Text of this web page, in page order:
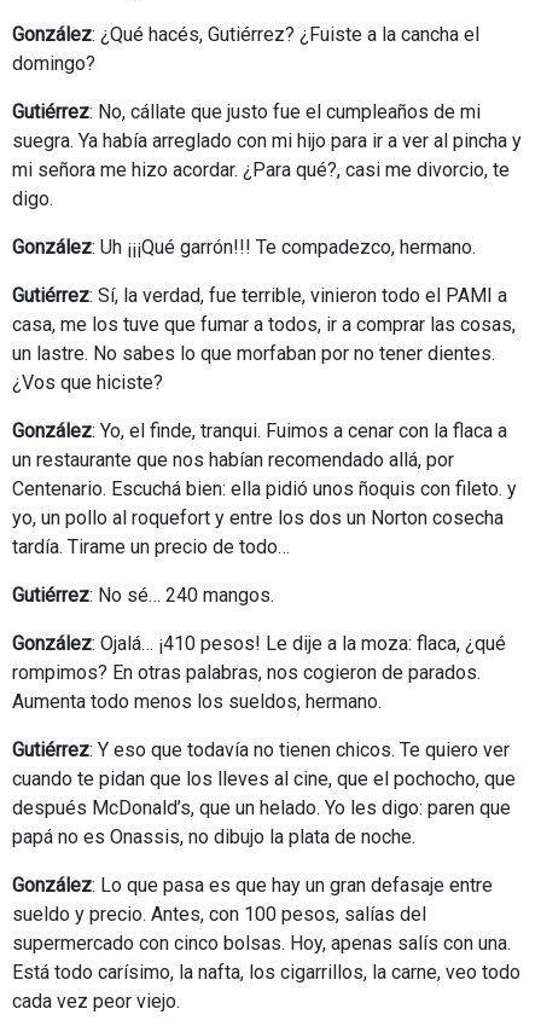
González: ¿Qué hacés, Gutiérrez? ¿Fuiste a la cancha el
domingo?
Gutiérrez: No, cállate que justo fue el cumpleaños de mi
suegra. Ya había arreglado con mi hijo para ir a ver al pincha y
mi señora me hizo acordar. ¿Para qué?, casi me divorcio, te
digo.
González: Uh ¡¡¡Qué garrón!!! Te compadezco, hermano.
Gutiérrez: Sí, la verdad, fue terrible, vinieron todo el PAMI a
casa, me los tuve que fumar a todos, ir a comprar las cosas,
un lastre. No sabes lo que morfaban por no tener dientes.
¿Vos que hiciste?
González: Yo, el finde, tranqui. Fuimos a cenar con la flaca a
un restaurante que nos habían recomendado allá, por
Centenario. Escuchá bien: ella pidió unos ñoquis con fileto. y
yo, un pollo al roquefort y entre los dos un Norton cosecha
tardía. Tirame un precio de todo…
Gutiérrez: No sé… 240 mangos.
González: Ojalá… ¡410 pesos! Le dije a la moza: flaca, ¿qué
rompimos? En otras palabras, nos cogieron de parados.
Aumenta todo menos los sueldos, hermano.
Gutiérrez: Y eso que todavía no tienen chicos. Te quiero ver
cuando te pidan que los lleves al cine, que el pochocho, que
después McDonald’s, que un helado. Yo les digo: paren que
papá no es Onassis, no dibujo la plata de noche.
González: Lo que pasa es que hay un gran defasaje entre
sueldo y precio. Antes, con 100 pesos, salías del
supermercado con cinco bolsas. Hoy, apenas salís con una.
Está todo carísimo, la nafta, los cigarrillos, la carne, veo todo
cada vez peor viejo.